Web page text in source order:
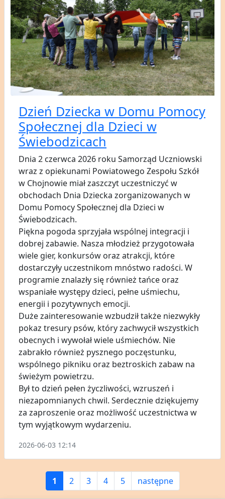
Dzień Dziecka w Domu Pomocy
Społecznej dla Dzieci w
Świebodzicach
Dnia 2 czerwca 2026 roku Samorząd Uczniowski
wraz z opiekunami Powiatowego Zespołu Szkół
w Chojnowie miał zaszczyt uczestniczyć w
obchodach Dnia Dziecka zorganizowanych w
Domu Pomocy Społecznej dla Dzieci w
Świebodzicach.
Piękna pogoda sprzyjała wspólnej integracji i
dobrej zabawie. Nasza młodzież przygotowała
wiele gier, konkursów oraz atrakcji, które
dostarczyły uczestnikom mnóstwo radości. W
programie znalazły się również tańce oraz
wspaniałe występy dzieci, pełne uśmiechu,
energii i pozytywnych emocji.
Duże zainteresowanie wzbudził także niezwykły
pokaz tresury psów, który zachwycił wszystkich
obecnych i wywołał wiele uśmiechów. Nie
zabrakło również pysznego poczęstunku,
wspólnego pikniku oraz beztroskich zabaw na
świeżym powietrzu.
Był to dzień pełen życzliwości, wzruszeń i
niezapomnianych chwil. Serdecznie dziękujemy
za zaproszenie oraz możliwość uczestnictwa w
tym wyjątkowym wydarzeniu.
2026-06-03 12:14
1 2 3 4 5 następne